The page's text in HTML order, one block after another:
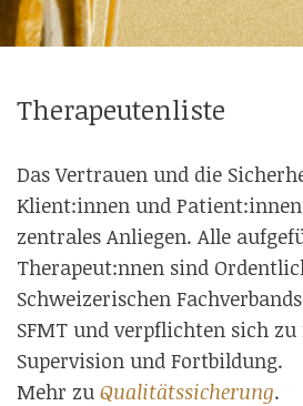
Therapeutenliste
Das Vertrauen und die
Klient:innen und
zentrales Anliegen. Alle
Therapeut:nnen sind
Schweizerischen
SFMT und verpflichten sich zu
Supervision und Fortbildung.
Mehr zu Qualitätssicherung.